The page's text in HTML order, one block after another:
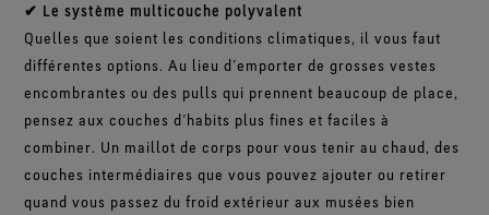
✔ Le système multicouche polyvalent
Quelles que soient les conditions climatiques, il vous faut
différentes options. Au lieu d’emporter de grosses vestes
encombrantes ou des pulls qui prennent beaucoup de place,
pensez aux couches d’habits plus fines et faciles à
combiner. Un maillot de corps pour vous tenir au chaud, des
couches intermédiaires que vous pouvez ajouter ou retirer
quand vous passez du froid extérieur aux musées bien